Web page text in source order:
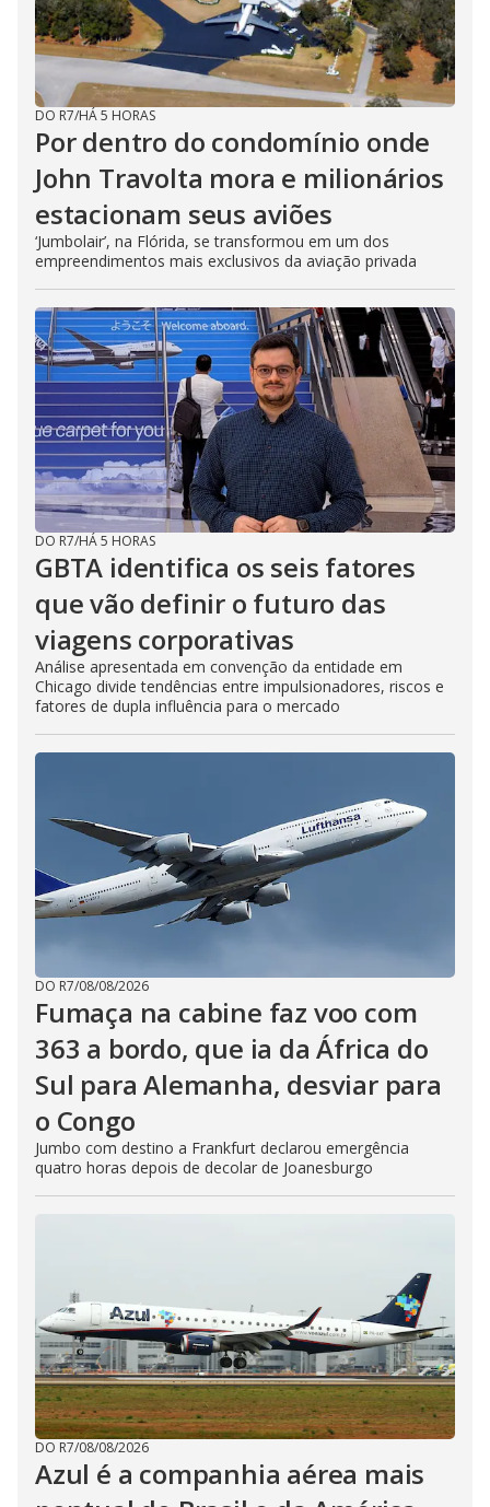
DO R7/HÁ 5 HORAS
Por dentro do condomínio onde
John Travolta mora e milionários
estacionam seus aviões
‘Jumbolair’, na Flórida, se transformou em um dos
empreendimentos mais exclusivos da aviação privada
DO R7/HÁ 5 HORAS
GBTA identifica os seis fatores
que vão definir o futuro das
viagens corporativas
Análise apresentada em convenção da entidade em
Chicago divide tendências entre impulsionadores, riscos e
fatores de dupla influência para o mercado
DO R7/08/08/2026
Fumaça na cabine faz voo com
363 a bordo, que ia da África do
Sul para Alemanha, desviar para
o Congo
Jumbo com destino a Frankfurt declarou emergência
quatro horas depois de decolar de Joanesburgo
DO R7/08/08/2026
Azul é a companhia aérea mais